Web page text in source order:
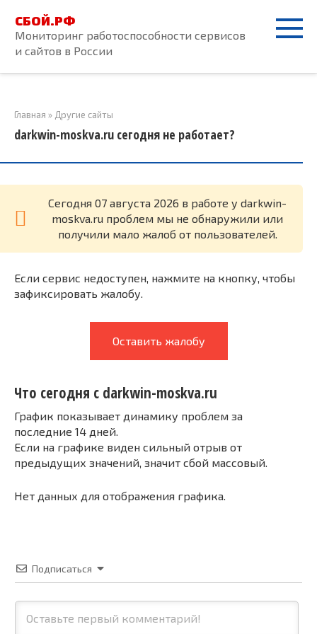
контенту
СБОЙ.РФ
Мониторинг работоспособности сервисов
и сайтов в России
Главная » Другие сайты
darkwin-moskva.ru сегодня не работает?
Cегодня 07 августа 2026 в работе у darkwin-
moskva.ru проблем мы не обнаружили или
получили мало жалоб от пользователей.
Если сервис недоступен, нажмите на кнопку, чтобы
зафиксировать жалобу.
Оставить жалобу
Что сегодня с darkwin-moskva.ru
График показывает динамику проблем за
последние 14 дней.
Если на графике виден сильный отрыв от
предыдущих значений, значит сбой массовый.
Нет данных для отображения графика.
Подписаться